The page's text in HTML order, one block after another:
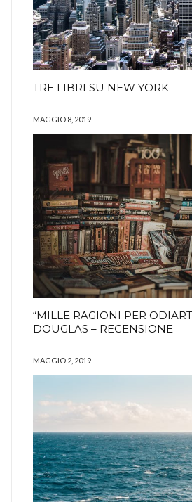
TRE LIBRI SU NEW YORK
MAGGIO 8, 2019
“MILLE RAGIONI PER
DOUGLAS – RECENSIONE
MAGGIO 2, 2019